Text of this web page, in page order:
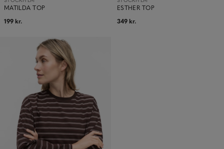
MATILDA TOP
199 kr.
ESTHER TOP
349 kr.